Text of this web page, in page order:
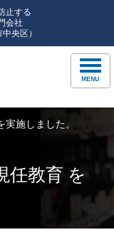
止する
会社
央区）
施しました。
任教育 を